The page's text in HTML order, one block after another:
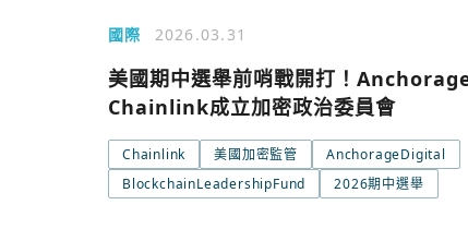
國際 2026.03.31
美國期中選舉前哨戰開打！
Chainlink成立加密政治委員會
Chainlink 美國加密監管
AnchorageDigital
BlockchainLeadershipFund
2026期中選舉